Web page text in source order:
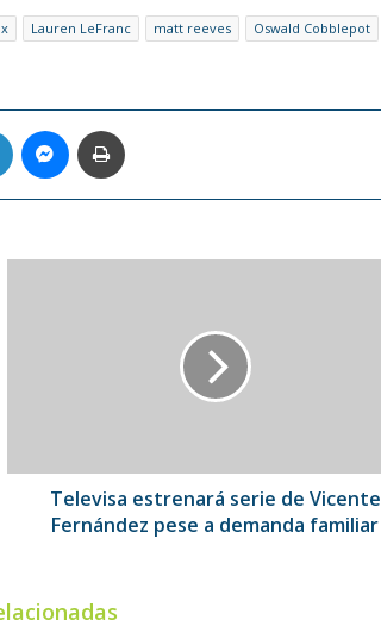
Lauren LeFranc matt reeves
Oswald Cobblepot
LinkedIn Messenger
demanda
familiarTelevisa estrenará serie de Vicente
Fernández pese a demanda familiar